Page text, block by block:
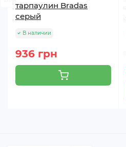
тарпаулин Bradas
серый
В наличии
936 грн